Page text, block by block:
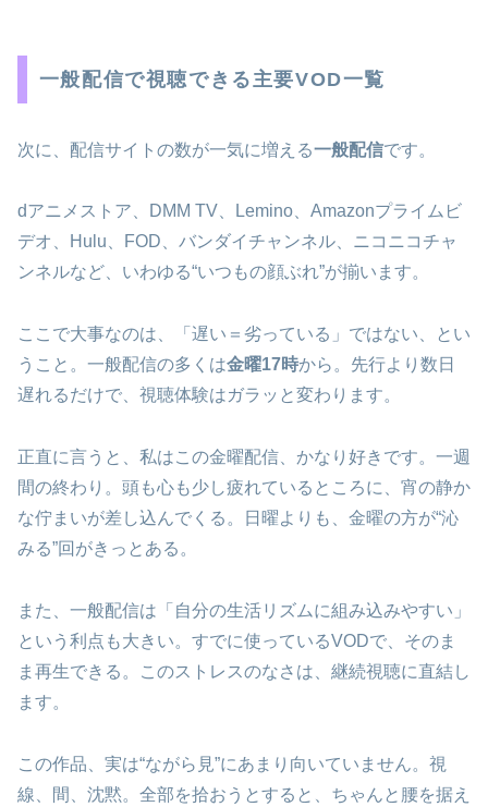
一般配信で視聴できる主要VOD一覧
次に、配信サイトの数が一気に増える一般配信です。
dアニメストア、DMM TV、Lemino、Amazonプライムビ
デオ、Hulu、FOD、バンダイチャンネル、ニコニコチャ
ンネルなど、いわゆる“いつもの顔ぶれ”が揃います。
ここで大事なのは、「遅い＝劣っている」ではない、とい
うこと。一般配信の多くは金曜17時から。先行より数日
遅れるだけで、視聴体験はガラッと変わります。
正直に言うと、私はこの金曜配信、かなり好きです。一週
間の終わり。頭も心も少し疲れているところに、宵の静か
な佇まいが差し込んでくる。日曜よりも、金曜の方が“沁
みる”回がきっとある。
また、一般配信は「自分の生活リズムに組み込みやすい」
という利点も大きい。すでに使っているVODで、そのま
ま再生できる。このストレスのなさは、継続視聴に直結し
ます。
この作品、実は“ながら見”にあまり向いていません。視
線、間、沈黙。全部を拾おうとすると、ちゃんと腰を据え